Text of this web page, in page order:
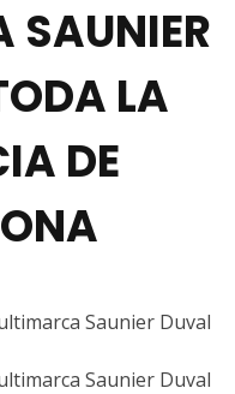
SAUNIER
LA
DE
Saunier Duval
Saunier Duval